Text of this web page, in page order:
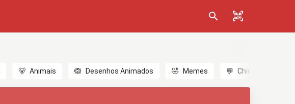
🐻 Animais 🙉 Desenhos Animados 🤣 Memes 💬 Chinês